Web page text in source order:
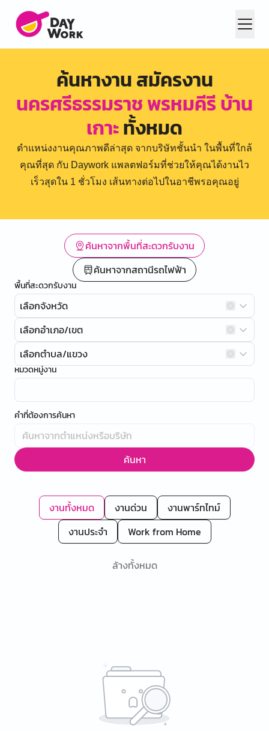
ค้นหางาน สมัครงาน
นครศรีธรรมราช พรหมคีรี บ้าน
เกาะทั้งหมด
ตำแหน่งงานคุณภาพดีล่าสุด จากบริษัทชั้นนำ ในพื้นที่ใกล้
คุณที่สุด กับ Daywork แพลตฟอร์มที่ช่วยให้คุณได้งานไว
เร็วสุดใน 1 ชั่วโมง เส้นทางต่อไปในอาชีพรอคุณอยู่
ค้นหาจากพื้นที่สะดวกรับงาน
ค้นหาจากสถานีรถไฟฟ้า
พื้นที่สะดวกรับงาน
เลือกจังหวัด
เลือกอำเภอ/เขต
เลือกตำบล/แขวง
หมวดหมู่งาน
คำที่ต้องการค้นหา
ค้นหา
งานทั้งหมด งานด่วน
งานพาร์ทไทม์
งานประจำ
Work from Home
ล้างทั้งหมด